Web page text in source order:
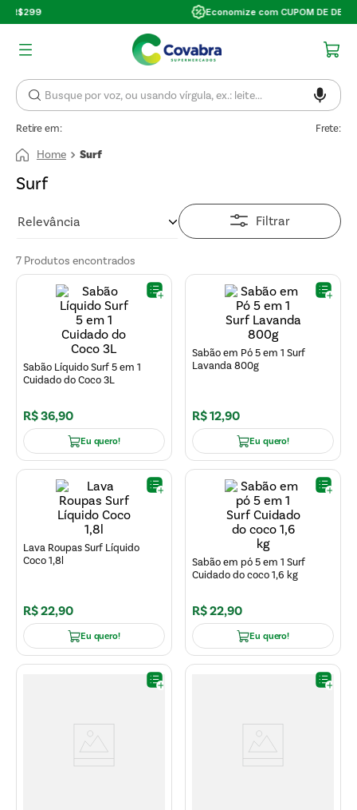
Economize com CUPOM DE DESCONTO
Retire em: Frete:
Surf
Surf
Relevância Filtrar
7 Produtos
Sabão Líquido Surf 5 em 1
Cuidado do Coco 3L
R$36,90
Eu quero!
Sabão em Pó 5 em 1 Surf
Lavanda 800g
R$12,90
Eu quero!
Lava Roupas Surf Líquido
Coco 1,8l
R$22,90
Eu quero!
Sabão em pó 5 em 1 Surf
Cuidado do coco 1,6 kg
R$22,90
Eu quero!